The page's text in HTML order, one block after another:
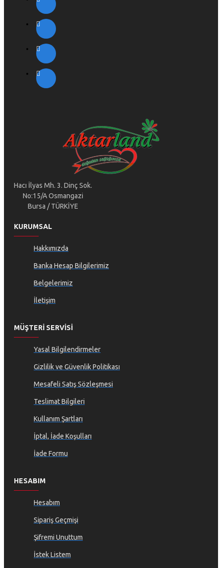
Hacı İlyas Mh. 3. Dinç Sok.
No:15/A Osmangazi
Bursa / TÜRKİYE
KURUMSAL
Hakkımızda
Banka Hesap Bilgilerimiz
Belgelerimiz
İletişim
MÜŞTERI SERVISI
Yasal Bilgilendirmeler
Gizlilik ve Güvenlik Politikası
Mesafeli Satış Sözleşmesi
Teslimat Bilgileri
Kullanım Şartları
İptal, İade Koşulları
İade Formu
HESABIM
Hesabım
Sipariş Geçmişi
Şifremi Unuttum
İstek Listem